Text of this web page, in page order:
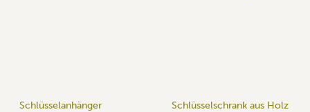
Schlüsselanhänger
Schlüsselschrank aus Holz